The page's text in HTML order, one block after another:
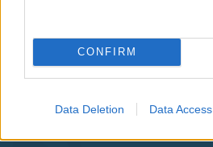
CONFIRM
Data Deletion Data Access